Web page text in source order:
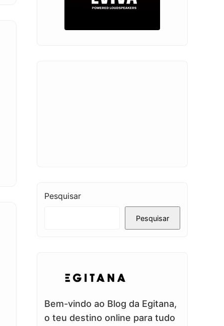
Pesquisar
Pesquisar
Bem-vindo ao Blog da Egitana,
o teu destino online para tudo